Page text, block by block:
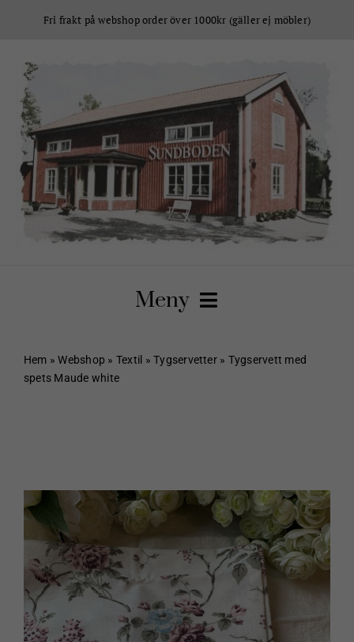
Fri frakt på webshop order över 1000kr (gäller ej möbler)
Meny
Hem
Sortiment
Schakt & Svets
Kontakt & Öppettider
Webshop
Hem »Webshop » Textil »Tygservetter» Tygservett med
spets Maude white